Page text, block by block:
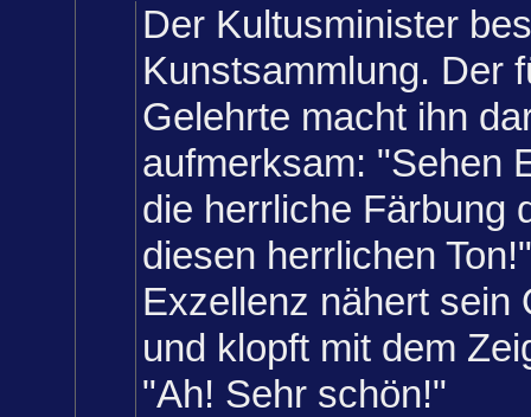
Der Kultusminister
Kunstsammlung. Der
Gelehrte macht ihn
aufmerksam: "Sehen
die herrliche Färbung
diesen herrlichen
Exzellenz nähert sein
und klopft mit dem
"Ah! Sehr schön!"